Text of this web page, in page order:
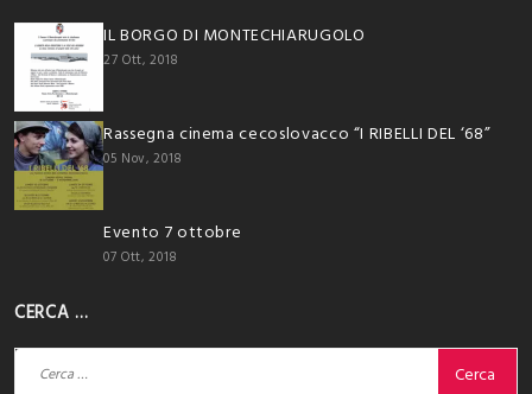
IL BORGO DI MONTECHIARUGOLO
27 Ott, 2018
Rassegna cinema cecoslovacco “I RIBELLI DEL ‘68”
05 Nov, 2018
Evento 7 ottobre
07 Ott, 2018
CERCA …
Ricerca
per: